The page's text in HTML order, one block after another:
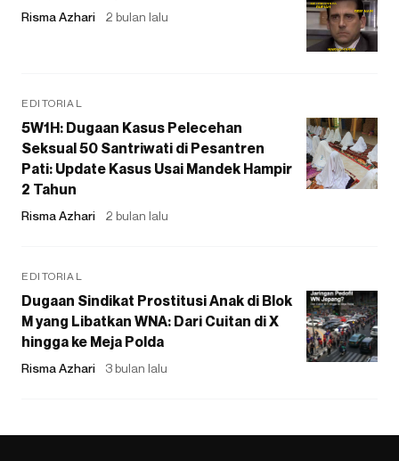
Risma Azhari 2 bulan lalu
EDITORIAL
5W1H: Dugaan Kasus Pelecehan
Seksual 50 Santriwati di Pesantren
Pati: Update Kasus Usai Mandek Hampir
2 Tahun
Risma Azhari 2 bulan lalu
EDITORIAL
Dugaan Sindikat Prostitusi Anak di Blok
M yang Libatkan WNA: Dari Cuitan di X
hingga ke Meja Polda
Risma Azhari 3 bulan lalu